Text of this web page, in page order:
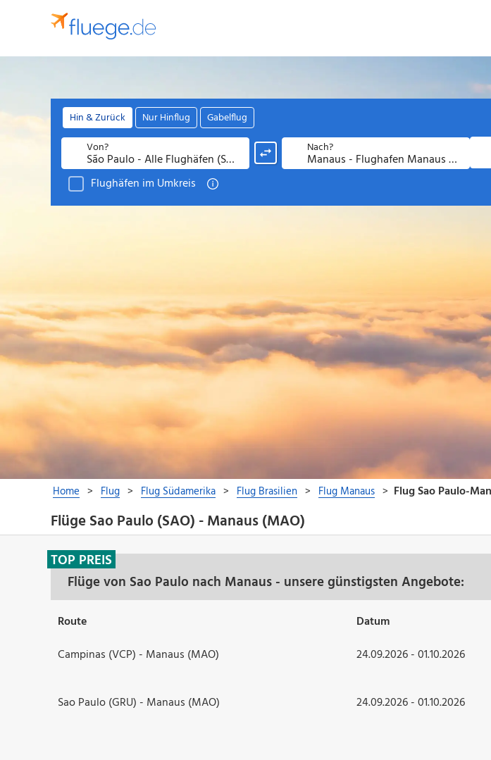
Flüge Sao Paulo (SAO) - Manaus (MAO)
Flüge von Sao Paulo nach Manaus - unsere günstigsten Angebote:
TOP PREIS
Route Datum
Campinas (VCP) - Manaus (MAO)
24.09.2026 - 01.10.2026
Sao Paulo (GRU) - Manaus (MAO) 24.09.2026 - 01.10.2026